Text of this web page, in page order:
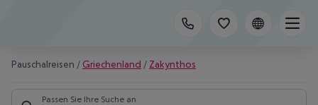
Pauschalreisen / Griechenland / Zakynthos
Passen Sie Ihre Suche an